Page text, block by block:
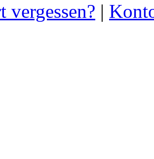
vergessen? |